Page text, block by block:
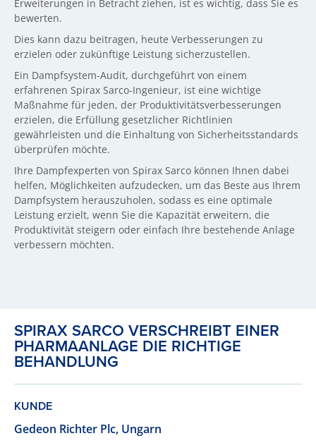
Erweiterungen in Betracht ziehen, ist es wichtig, dass Sie es
bewerten.
Dies kann dazu beitragen, heute Verbesserungen zu
erzielen oder zukünftige Leistung sicherzustellen.
Ein Dampfsystem-Audit, durchgeführt von einem
erfahrenen Spirax Sarco-Ingenieur, ist eine wichtige
Maßnahme für jeden, der Produktivitätsverbesserungen
erzielen, die Erfüllung gesetzlicher Richtlinien
gewährleisten und die Einhaltung von Sicherheitsstandards
überprüfen möchte.
Ihre Dampfexperten von Spirax Sarco können Ihnen dabei
helfen, Möglichkeiten aufzudecken, um das Beste aus Ihrem
Dampfsystem herauszuholen, sodass es eine optimale
Leistung erzielt, wenn Sie die Kapazität erweitern, die
Produktivität steigern oder einfach Ihre bestehende Anlage
verbessern möchten.
SPIRAX SARCO VERSCHREIBT EINER
PHARMAANLAGE DIE RICHTIGE
BEHANDLUNG
KUNDE
Gedeon Richter Plc, Ungarn